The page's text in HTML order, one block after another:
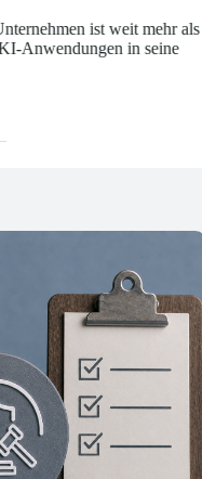
Jahren eine
Unternehmen der Finanz-